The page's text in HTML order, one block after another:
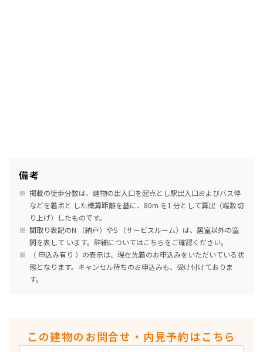
備考
掲載の徒歩分数は、建物の出入口を起点とし駅出入口およびバス停
などを着点と した概算距離を基に、80m を1 分として算出（端数切
り上げ）したものです。
間取り表記のN （納戸）やS （サービスルーム）は、居室以外の空
間を表して います。詳細についてはこちらをご確認ください。
（ 申込み有り ）の表示は、現在先着のお申込みをいただいている状
態となります。キャンセル待ちのお申込みも、受け付けておりま
す。
この建物のお問合せ・内見予約はこちら